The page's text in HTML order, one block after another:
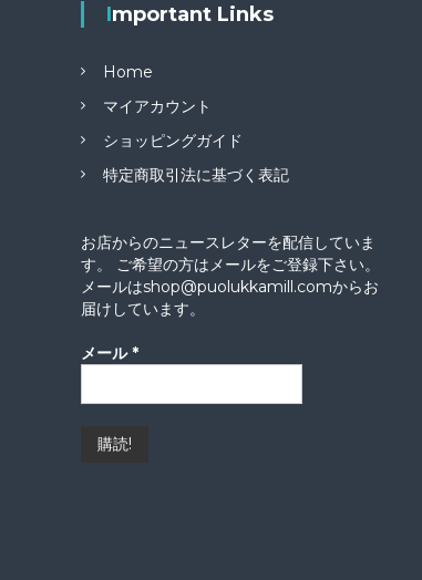
Important Links
Home
マイアカウント
ショッピングガイド
特定商取引法に基づく表記
お店からのニュースレターを配信していま
す。 ご希望の方はメールをご登録下さい。
メールはshop@puolukkamill.comからお
届けしています。
メール *